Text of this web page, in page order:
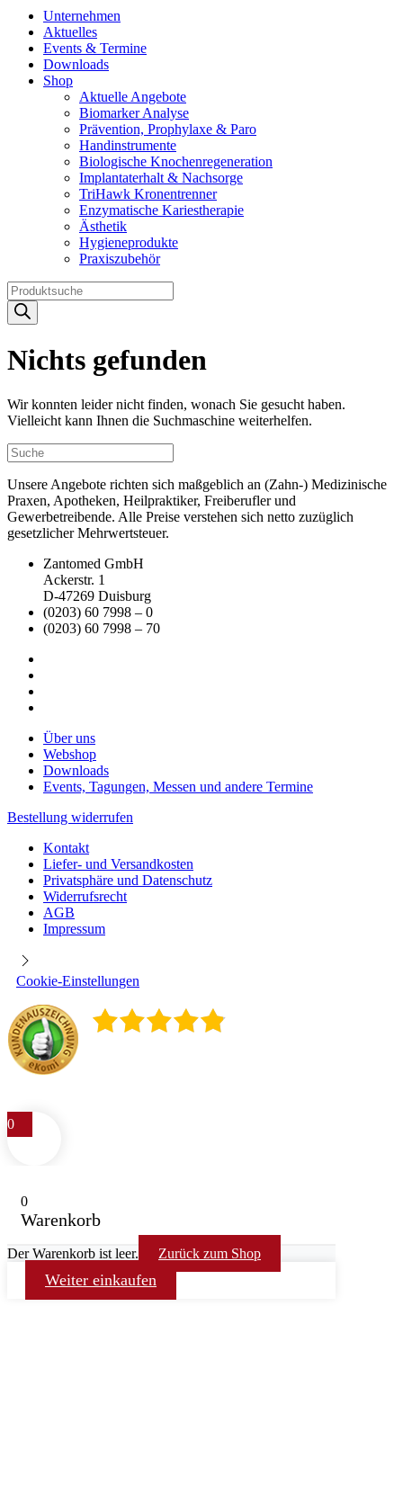
Unternehmen
Aktuelles
Events & Termine
Downloads
Shop
Aktuelle Angebote
Biomarker Analyse
Prävention, Prophylaxe & Paro
Handinstrumente
Biologische Knochenregeneration
Implantaterhalt & Nachsorge
TriHawk Kronentrenner
Enzymatische Kariestherapie
Ästhetik
Hygieneprodukte
Praxiszubehör
Products
search
Nichts gefunden
Wir konnten leider nicht finden, wonach Sie gesucht haben.
Vielleicht kann Ihnen die Suchmaschine weiterhelfen.
Unsere Angebote richten sich maßgeblich an (Zahn-) Medizinische
Praxen, Apotheken, Heilpraktiker, Freiberufler und
Gewerbetreibende. Alle Preise verstehen sich netto zuzüglich
gesetzlicher Mehrwertsteuer.
Zantomed GmbH
Ackerstr. 1
D-47269 Duisburg
(0203) 60 7998 – 0
(0203) 60 7998 – 70
Über uns
Webshop
Downloads
Events, Tagungen, Messen und andere Termine
Bestellung widerrufen
Kontakt
Liefer- und Versandkosten
Privatsphäre und Datenschutz
Widerrufsrecht
AGB
Impressum
Cookie-Einstellungen
0
0
Warenkorb
Der Warenkorb ist leer. Zurück zum Shop
Weiter einkaufen